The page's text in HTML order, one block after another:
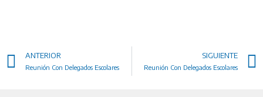
ANTERIOR
Reunión Con Delegados Escolares
SIGUIENTE
Reunión Con Delegados Escolares